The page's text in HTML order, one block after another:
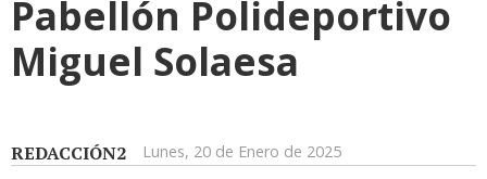
Pabellón Polideportivo
Miguel Solaesa
REDACCIÓN2 Lunes, 20 de Enero de 2025